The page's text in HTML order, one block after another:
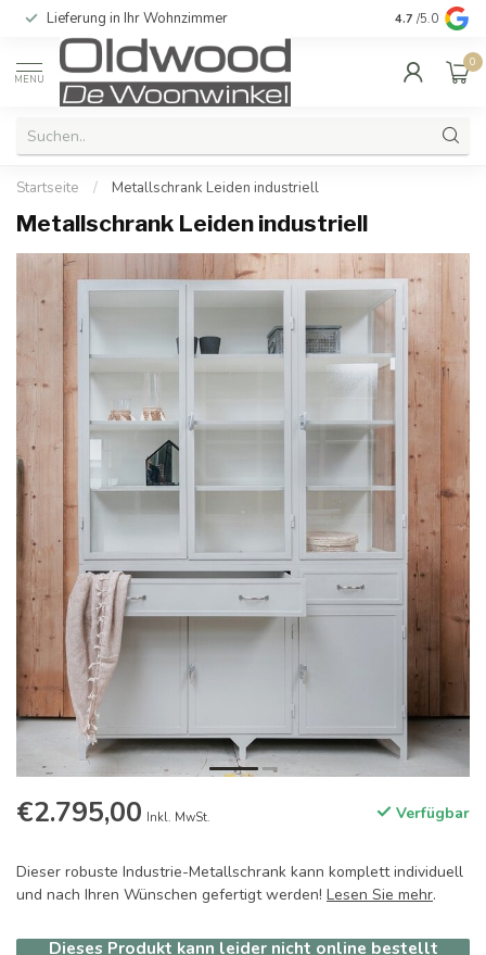
Lieferung in Ihr Wohnzimmer Qualität und
4.7 /5.0
MENU
0
Startseite / Metallschrank Leiden industriell
Metallschrank Leiden industriell
€2.795,00 Inkl. MwSt. Verfügbar
Dieser robuste Industrie-Metallschrank kann komplett individuell
und nach Ihren Wünschen gefertigt werden! Lesen Sie mehr.
Dieses Produkt kann leider nicht online bestellt